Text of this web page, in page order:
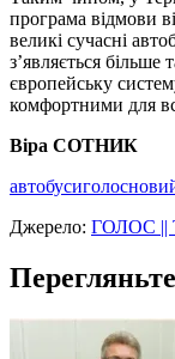
програма відмови
великі сучасні
з’являється більше
європейську
комфортними для
Віра СОТНИК
автобусиголос
Джерело: ГОЛОС ||